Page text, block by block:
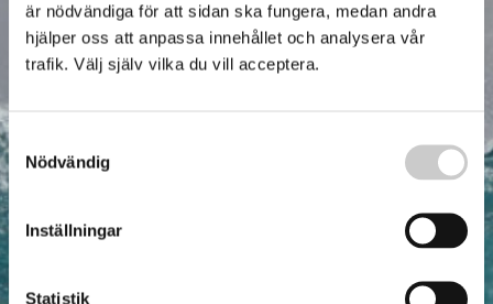
är nödvändiga för att sidan ska fungera, medan andra
hjälper oss att anpassa innehållet och analysera vår
trafik. Välj själv vilka du vill acceptera.
Samtyckesval
Nödvändig
Inställningar
Statistik